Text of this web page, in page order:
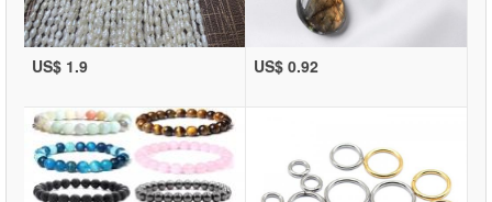
US$ 1.9 US$ 0.92